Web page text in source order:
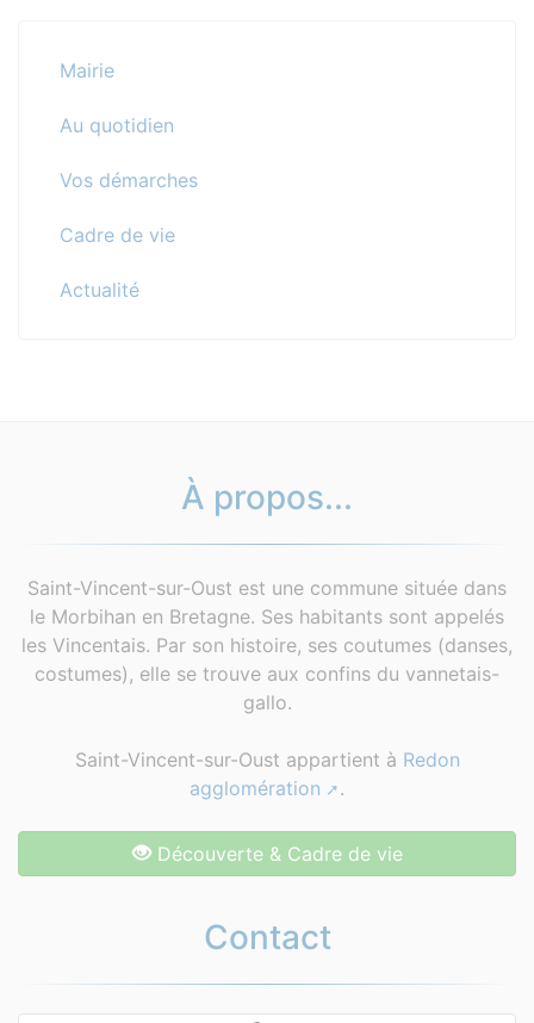
Mairie
Au quotidien
Vos démarches
Cadre de vie
Actualité
À propos...
Saint-Vincent-sur-Oust est une commune située dans
le Morbihan en Bretagne. Ses habitants sont appelés
les Vincentais. Par son histoire, ses coutumes (danses,
costumes), elle se trouve aux confins du vannetais-
gallo.
Saint-Vincent-sur-Oust appartient à Redon
agglomération
.
Découverte & Cadre de vie
Contact